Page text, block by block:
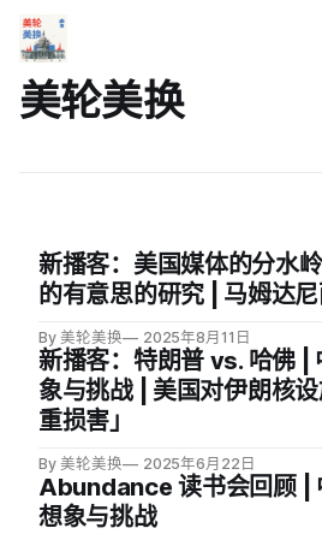
美轮美换
新播客：美国媒体的分水
的有意思的研究 | 马姆达
By 美轮美换 2025年8月11日
新播客：特朗普 vs. 哈佛 |
象与挑战 | 美国对伊朗核
重损害」
By 美轮美换 2025年6月22日
Abundance 读书会回顾 |
想象与挑战